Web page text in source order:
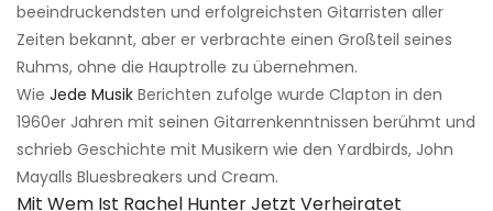
beeindruckendsten und erfolgreichsten Gitarristen aller
Zeiten bekannt, aber er verbrachte einen Großteil seines
Ruhms, ohne die Hauptrolle zu übernehmen.
Wie Jede Musik Berichten zufolge wurde Clapton in den
1960er Jahren mit seinen Gitarrenkenntnissen berühmt und
schrieb Geschichte mit Musikern wie den Yardbirds, John
Mayalls Bluesbreakers und Cream.
Mit Wem Ist Rachel Hunter Jetzt Verheiratet